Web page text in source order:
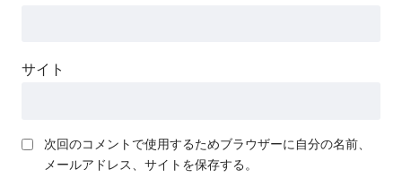
サイト
次回のコメントで使用するためブラウザーに自分の名前、
メールアドレス、サイトを保存する。